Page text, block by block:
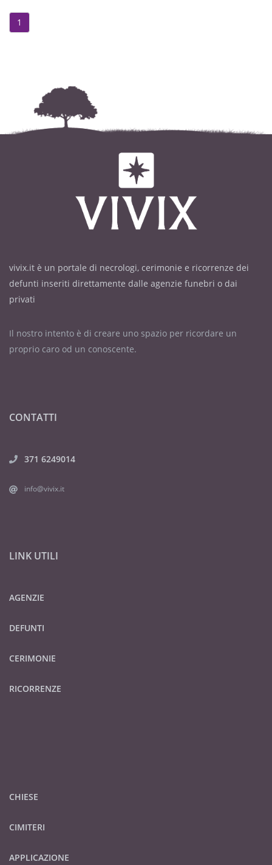
1
vivix.it è un portale di necrologi, cerimonie e ricorrenze dei
defunti inseriti direttamente dalle agenzie funebri o dai
privati
Il nostro intento è di creare uno spazio per ricordare un
proprio caro od un conoscente.
CONTATTI
371 6249014
info@vivix.it
LINK UTILI
AGENZIE
DEFUNTI
CERIMONIE
RICORRENZE
CHIESE
CIMITERI
APPLICAZIONE